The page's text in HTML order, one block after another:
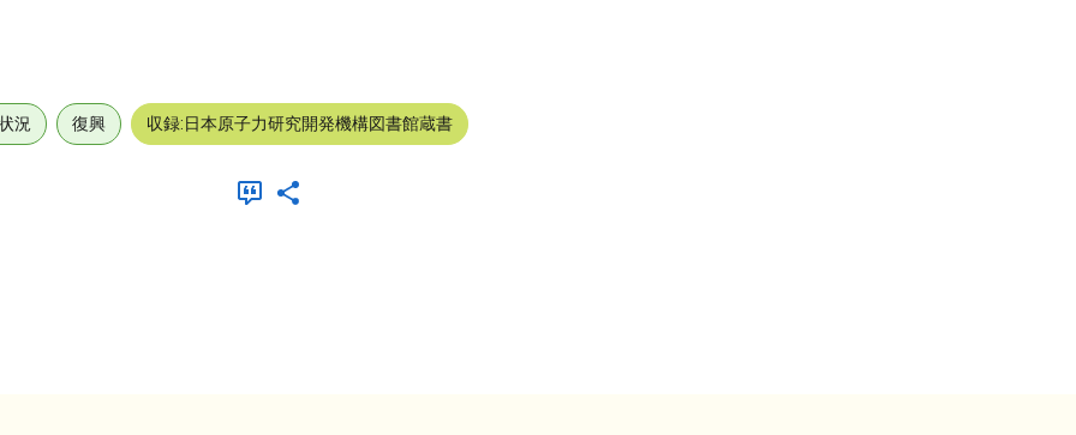
況 復興 収録:日本原子力研究開発機構図書館蔵書